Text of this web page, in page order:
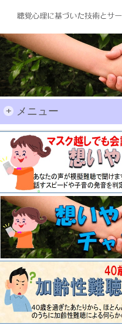
+ メニュー